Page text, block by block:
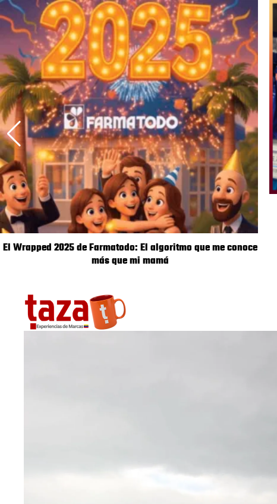
El Wrapped 2025 de Farmatodo: El algoritmo que me conoce
más que mi mamá